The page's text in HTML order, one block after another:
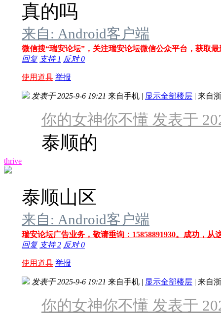
真的吗
来自: Android客户端
微信搜“瑞安论坛”，关注瑞安论坛微信公众平台，获取
回复 支持 1 反对0
使用道具 举报
thrive
发表于 2025-9-6 19:21 来自手机 | 显示全部楼层 | 来自
你的女神你不懂 发表于
泰顺的
泰顺山区
来自: Android客户端
瑞安论坛广告业务，敬请垂询：15858891930。成功，从
回复 支持2 反对0
使用道具 举报
发表于 2025-9-6 19:21 来自手机 | 显示全部楼层 | 来自
你的女神你不懂 发表于